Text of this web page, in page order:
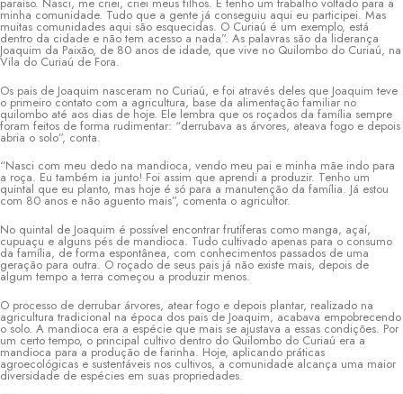
minha comunidade. Tudo que a gente já conseguiu aqui eu participei. Mas
muitas comunidades aqui são esquecidas. O Curiaú é um exemplo, está
dentro da cidade e não tem acesso a nada”. As palavras são da liderança
Joaquim da Paixão, de 80 anos de idade, que vive no Quilombo do Curiaú, na
Vila do Curiaú de Fora.
Os pais de Joaquim nasceram no Curiaú, e foi através deles que Joaquim teve
o primeiro contato com a agricultura, base da alimentação familiar no
quilombo até aos dias de hoje. Ele lembra que os roçados da família sempre
foram feitos de forma rudimentar: “derrubava as árvores, ateava fogo e depois
abria o solo”, conta.
“Nasci com meu dedo na mandioca, vendo meu pai e minha mãe indo para
a roça. Eu também ia junto! Foi assim que aprendi a produzir. Tenho um
quintal que eu planto, mas hoje é só para a manutenção da família. Já estou
com 80 anos e não aguento mais”, comenta o agricultor.
No quintal de Joaquim é possível encontrar frutíferas como manga, açaí,
cupuaçu e alguns pés de mandioca. Tudo cultivado apenas para o consumo
da família, de forma espontânea, com conhecimentos passados de uma
geração para outra. O roçado de seus pais já não existe mais, depois de
algum tempo a terra começou a produzir menos.
O processo de derrubar árvores, atear fogo e depois plantar, realizado na
agricultura tradicional na época dos pais de Joaquim, acabava empobrecendo
o solo. A mandioca era a espécie que mais se ajustava a essas condições. Por
um certo tempo, o principal cultivo dentro do Quilombo do Curiaú era a
mandioca para a produção de farinha. Hoje, aplicando práticas
agroecológicas e sustentáveis nos cultivos, a comunidade alcança uma maior
diversidade de espécies em suas propriedades.